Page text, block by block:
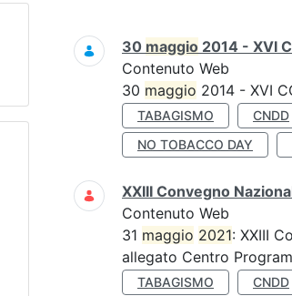
Ricerca
30 maggio 2014 - XVI
Contenuto Web
30 maggio 2014 - XVI
TABAGISMO CNDD
NO TOBACCO DAY
XXIII Convegno
Contenuto Web
31 maggio 2021: XXIII
allegato Centro
TABAGISMO CNDD